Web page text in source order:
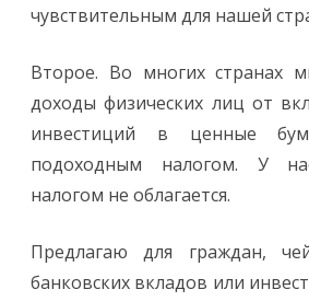
чувствительным для нашей
Второе. Во многих странах
доходы физических лиц от
инвестиций в ценные
подоходным налогом. У
налогом не облагается.
Предлагаю для граждан,
банковских вкладов или